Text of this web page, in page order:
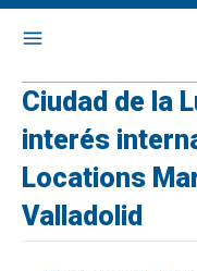
Ciudad de la
interés
Locations
Valladolid